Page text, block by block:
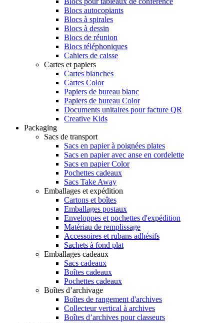
Blocs autocopiants
Blocs à spirales
Blocs à dessin
Blocs de réunion
Blocs téléphoniques
Cahiers de caisse
Cartes et papiers
Cartes blanches
Cartes Color
Papiers de bureau blanc
Papiers de bureau Color
Documents unitaires pour facture QR
Creative Kids
Packaging
Sacs de transport
Sacs en papier à poignées plates
Sacs en papier avec anse en cordelette
Sacs en papier Color
Pochettes cadeaux
Sacs Take Away
Emballages et expédition
Cartons et boîtes
Emballages postaux
Enveloppes et pochettes d'expédition
Matériau de remplissage
Accessoires et rubans adhésifs
Sachets à fond plat
Emballages cadeaux
Sacs cadeaux
Boîtes cadeaux
Pochettes cadeaux
Boîtes d’archivage
Boîtes de rangement d'archives
Collecteur vertical à archives
Boîtes d’archives pour classeurs